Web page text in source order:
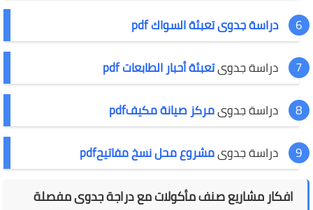
دراسة جدوى تعبئة السواك pdf
دراسة جدوىتعبئة أحبار الطابعات pdf
دراسة جدوىمركز صيانة مكيفpdf
دراسة جدوىمشروع محل نسخ مفاتيحpdf
افكار مشاريع صنف مأكولات مع دراجة جدوى مفصلة